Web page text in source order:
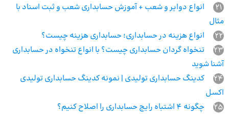
21
انواع دوایر و شعب + آموزش حسابداری شعب و ثبت اسناد با
مثال
22
انواع هزینه در حسابداری؛ حسابداری هزینه چیست؟
23
تنخواه گردان حسابداری چیست؟ با انواع تنخواه در حسابداری
آشنا شوید
24
کدینگ حسابداری تولیدی | نمونه کدینگ حسابداری تولیدی
اکسل
25
چگونه 4 اشتباه رایج حسابداری را اصلاح کنیم؟